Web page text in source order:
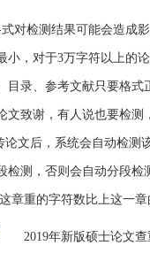
对检测结果可能会造成
小，对于3万字符以上的
目录、参考文献只要格
致谢，有人说也要检测
文后，系统会自动检测
检测，否则会自动分段
章重的字符数比上这一